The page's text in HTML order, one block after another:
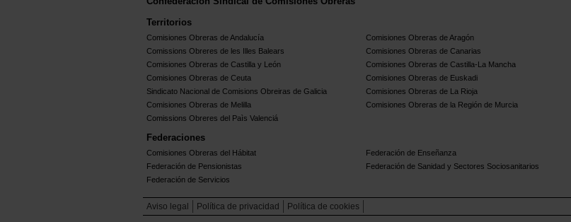
Territorios
Comisiones Obreras de Andalucía Comisiones Obreras de Aragón
Comissions Obreres de les Illes Balears
Comisiones Obreras de Canarias
Comisiones Obreras de Castilla y León
Comisiones Obreras de Castilla-La Mancha
Comisiones Obreras de Ceuta
Comisiones Obreras de Euskadi
Sindicato Nacional de Comisions Obreiras de Galicia
Comisiones Obreras de La Rioja
Comisiones Obreras de Melilla
Comisiones Obreras de la Región de Murcia
Comissions Obreres del Paìs Valenciá
Federaciones
Comisiones Obreras del Hábitat Federación de Enseñanza
Federación de Pensionistas
Federación de Sanidad y Sectores Sociosanitarios
Federación de Servicios
Aviso legal Política de privacidad Política de cookies